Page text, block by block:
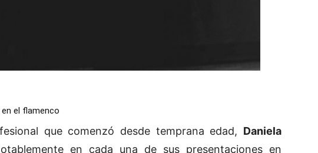
el flamenco
que comenzó desde temprana edad, Daniela
en cada una de sus presentaciones en